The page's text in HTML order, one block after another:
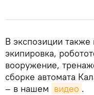
В экспозиции
экипировка,
вооружение,
сборке автомата
– в нашем видео .